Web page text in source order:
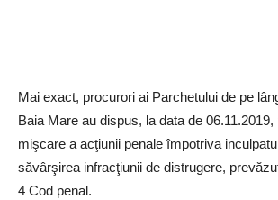
Mai exact, procurori ai Parchetului de pe
Baia Mare au dispus, la data de 06.11.2019,
mişcare a acţiunii penale împotriva
săvârşirea infracţiunii de distrugere,
4 Cod penal.